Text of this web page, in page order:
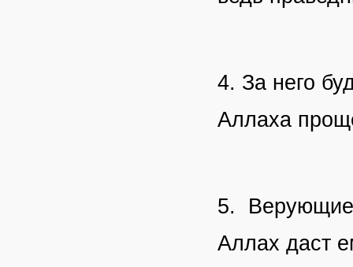
4. За него
Аллаха
5. Верующие
Аллах даст